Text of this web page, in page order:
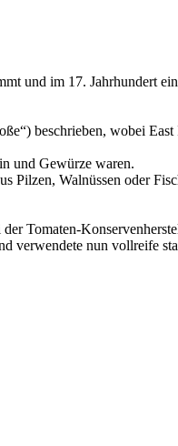
und im 17. Jahrhundert
beschrieben, wobei East
und Gewürze waren.
Pilzen, Walnüssen oder
Tomaten-
verwendete nun vollreife